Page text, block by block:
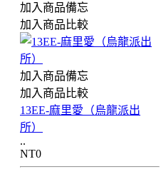
加入商品備忘
加入商品比較
加入商品備忘
加入商品比較
13EE-麻里愛（烏龍派出
所）
..
NT0